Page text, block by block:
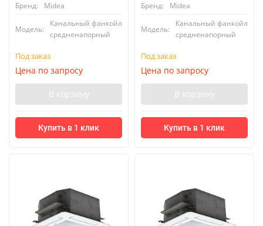
Бренд: Midea
Модель:
Канальный фанкойл
средненапорный
Под заказ
Цена по запросу
В корзину
Купить в 1 клик
Бренд: Midea
Модель:
Канальный фанкойл
средненапорный
Под заказ
Цена по запросу
В корзину
Купить в 1 клик